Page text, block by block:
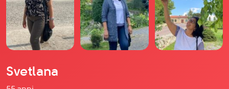
TikTok
Svetlana